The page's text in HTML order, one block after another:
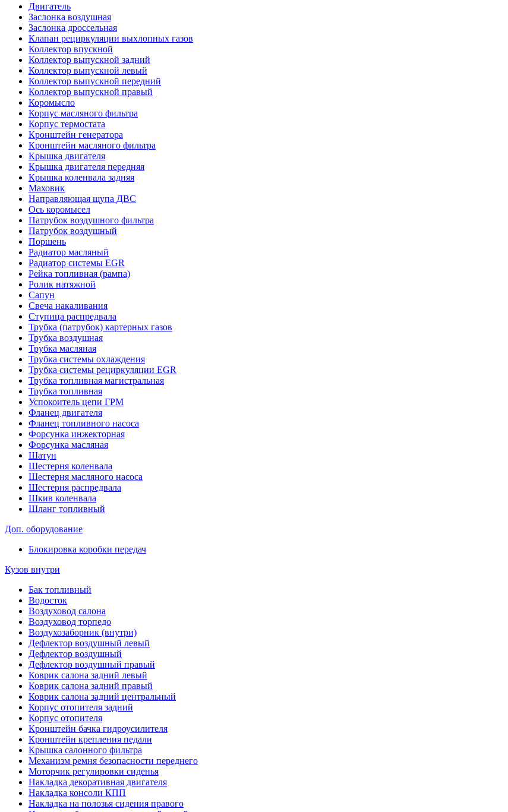
Двигатель
Заслонка воздушная
Заслонка дроссельная
Клапан рециркуляции выхлопных газов
Коллектор впускной
Коллектор выпускной задний
Коллектор выпускной левый
Коллектор выпускной передний
Коллектор выпускной правый
Коромысло
Корпус масляного фильтра
Корпус термостата
Кронштейн генератора
Кронштейн масляного фильтра
Крышка двигателя
Крышка двигателя передняя
Крышка коленвала задняя
Маховик
Направляющая щупа ДВС
Ось коромысел
Патрубок воздушного фильтра
Патрубок воздушный
Поршень
Радиатор масляный
Радиатор системы EGR
Рейка топливная (рампа)
Ролик натяжной
Сапун
Свеча накаливания
Ступица распредвала
Трубка (патрубок) картерных газов
Трубка воздушная
Трубка масляная
Трубка системы охлаждения
Трубка системы рециркуляции EGR
Трубка топливная магистральная
Трубка топливная
Успокоитель цепи ГРМ
Фланец двигателя
Фланец топливного насоса
Форсунка инжекторная
Форсунка масляная
Шатун
Шестерня коленвала
Шестерня масляного насоса
Шестерня распредвала
Шкив коленвала
Шланг топливный
Доп. оборудование
Блокировка коробки передач
Кузов внутри
Бак топливный
Водосток
Воздуховод салона
Воздуховод торпедо
Воздухозаборник (внутри)
Дефлектор воздушный левый
Дефлектор воздушный
Дефлектор воздушный правый
Коврик салона задний левый
Коврик салона задний правый
Коврик салона задний центральный
Корпус отопителя задний
Корпус отопителя
Кронштейн бачка гидроусилителя
Кронштейн крепления педали
Крышка салонного фильтра
Механизм ремня безопасности переднего
Моторчик регулировки сиденья
Накладка декоративная двигателя
Накладка консоли КПП
Накладка на полозья сидения правого